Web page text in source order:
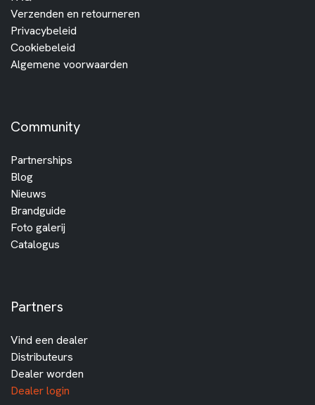
Verzenden en retourneren
Privacybeleid
Cookiebeleid
Algemene voorwaarden
Community
Partnerships
Blog
Nieuws
Brandguide
Foto galerij
Catalogus
Partners
Vind een dealer
Distributeurs
Dealer worden
Dealer login